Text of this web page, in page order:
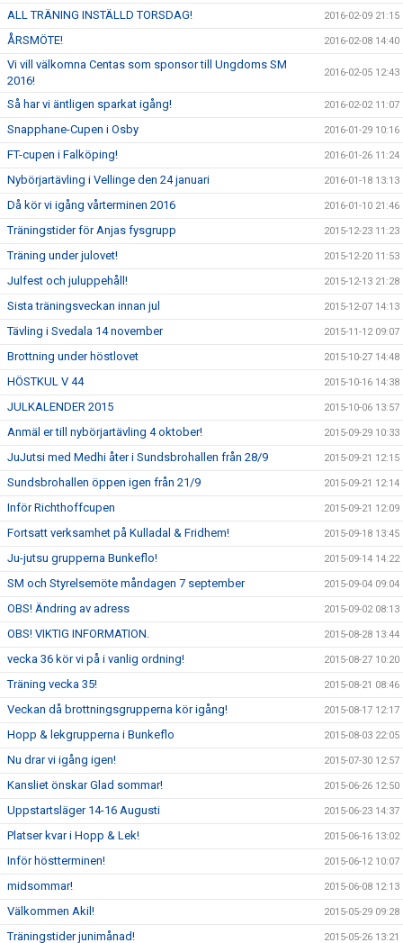
ALL TRÄNING INSTÄLLD TORSDAG! 2016-02-09 21:15
ÅRSMÖTE! 2016-02-08 14:40
Vi vill välkomna Centas som sponsor till Ungdoms SM
2016!
2016-02-05 12:43
Så har vi äntligen sparkat igång! 2016-02-02 11:07
Snapphane-Cupen i Osby 2016-01-29 10:16
FT-cupen i Falköping! 2016-01-26 11:24
Nybörjartävling i Vellinge den 24 januari 2016-01-18 13:13
Då kör vi igång vårterminen 2016 2016-01-10 21:46
Träningstider för Anjas fysgrupp 2015-12-23 11:23
Träning under julovet! 2015-12-20 11:53
Julfest och juluppehåll! 2015-12-13 21:28
Sista träningsveckan innan jul 2015-12-07 14:13
Tävling i Svedala 14 november 2015-11-12 09:07
Brottning under höstlovet 2015-10-27 14:48
HÖSTKUL V 44 2015-10-16 14:38
JULKALENDER 2015 2015-10-06 13:57
Anmäl er till nybörjartävling 4 oktober! 2015-09-29 10:33
JuJutsi med Medhi åter i Sundsbrohallen från 28/9 2015-09-21 12:15
Sundsbrohallen öppen igen från 21/9 2015-09-21 12:14
Inför Richthoffcupen 2015-09-21 12:09
Fortsatt verksamhet på Kulladal & Fridhem! 2015-09-18 13:45
Ju-jutsu grupperna Bunkeflo! 2015-09-14 14:22
SM och Styrelsemöte måndagen 7 september 2015-09-04 09:04
OBS! Ändring av adress 2015-09-02 08:13
OBS! VIKTIG INFORMATION. 2015-08-28 13:44
vecka 36 kör vi på i vanlig ordning! 2015-08-27 10:20
Träning vecka 35! 2015-08-21 08:46
Veckan då brottningsgrupperna kör igång! 2015-08-17 12:17
Hopp & lekgrupperna i Bunkeflo 2015-08-03 22:05
Nu drar vi igång igen! 2015-07-30 12:57
Kansliet önskar Glad sommar! 2015-06-26 12:50
Uppstartsläger 14-16 Augusti 2015-06-23 14:37
Platser kvar i Hopp & Lek! 2015-06-16 13:02
Inför höstterminen! 2015-06-12 10:07
midsommar! 2015-06-08 12:13
Välkommen Akil! 2015-05-29 09:28
Träningstider junimånad! 2015-05-26 13:21